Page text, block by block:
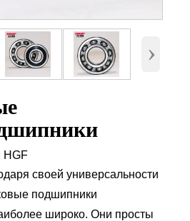
›
HGF
своей универсальности
подшипники
широко. Они просты